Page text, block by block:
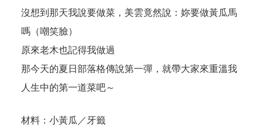
沒想到那天我說要做菜，美雲竟然說：妳要做黃瓜馬
嗎（嘲笑臉）
原來老木也記得我做過
那今天的夏日部落格傳說第一彈，就帶大家來重溫我
人生中的第一道菜吧～
材料：小黃瓜／牙籤